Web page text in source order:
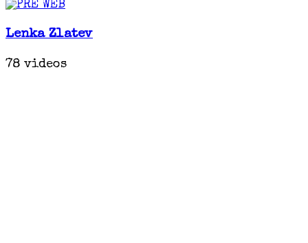
Lenka Zlatev
78 videos